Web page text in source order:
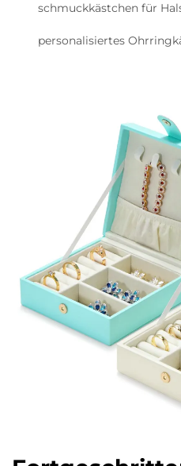
schmuckkästchen für
personalisiertes